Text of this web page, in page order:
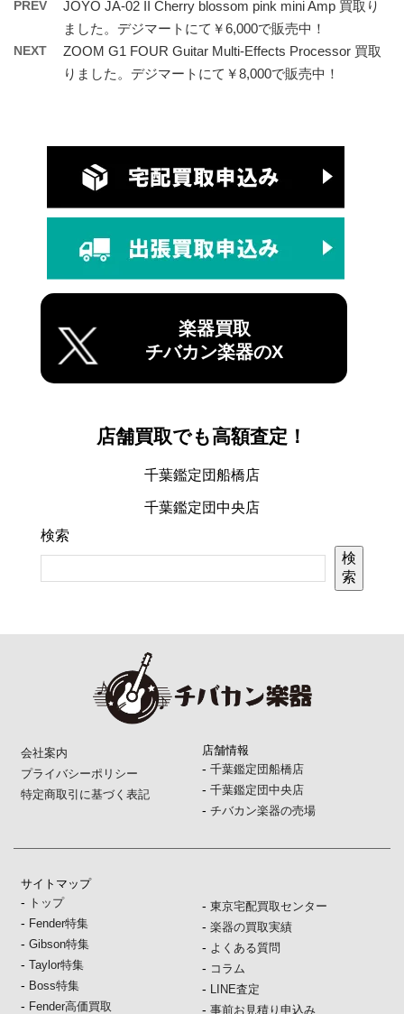
PREV
JOYO JA-02 II Cherry blossom pink mini Amp 買取り
ました。デジマートにて￥6,000で販売中！
NEXT
ZOOM G1 FOUR Guitar Multi-Effects Processor 買取
りました。デジマートにて￥8,000で販売中！
楽器買取
チバカン楽器のX
店舗買取でも高額査定！
千葉鑑定団船橋店
千葉鑑定団中央店
検索
検
索
会社案内
プライバシーポリシー
特定商取引に基づく表記
店舗情報
- 千葉鑑定団船橋店
- 千葉鑑定団中央店
- チバカン楽器の売場
サイトマップ
- トップ
- Fender特集
-Gibson特集
-Taylor特集
- Boss特集
- Fender高価買取
- 東京宅配買取センター
- 楽器の買取実績
- よくある質問
- コラム
- LINE査定
- 事前お見積り申込み